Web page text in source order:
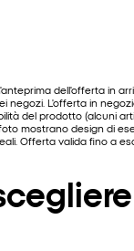
dell'offerta in
negozi. L'offerta in
del prodotto (alcuni
mostrano design di
Offerta valida fino a